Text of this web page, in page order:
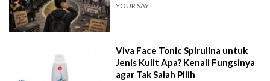
YOUR SAY
Viva Face Tonic Spirulina untuk
Jenis Kulit Apa? Kenali Fungsinya
agar Tak Salah Pilih